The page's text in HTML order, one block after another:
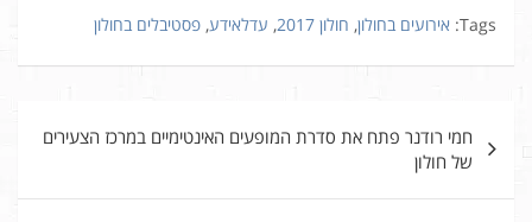
Tags: אירועים בחולון, חולון 2017 , עדלאידע, פסטיבלים בחולון
חמי רודנר פתח את סדרת המופעים האינטימיים במרכז הצעירים
של חולון